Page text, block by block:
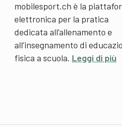
mobilesport.ch è la
elettronica per la pratica
dedicata all’allenamento e
all’insegnamento di
fisica a scuola. Leggi di più